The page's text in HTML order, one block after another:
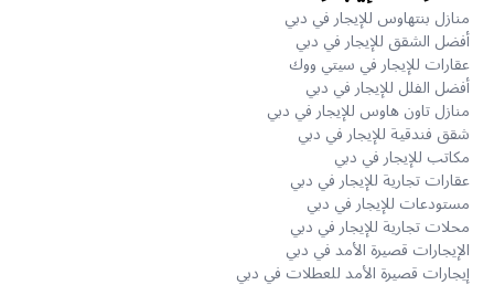
منازل بنتهاوس للإيجار في دبي
أفضل الشقق للإيجار في دبي
عقارات للإيجار في سيتي ووك
أفضل الفلل للإيجار في دبي
منازل تاون هاوس للإيجار في دبي
شقق فندقية للإيجار في دبي
مكاتب للإيجار في دبي
عقارات تجارية للإيجار في دبي
مستودعات للإيجار في دبي
محلات تجارية للإيجار في دبي
الإيجارات قصيرة الأمد في دبي
إيجارات قصيرة الأمد للعطلات في دبي